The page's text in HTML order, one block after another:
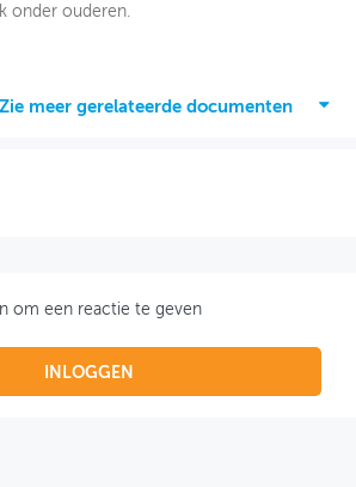
onder ouderen.
Zie meer gerelateerde documenten
om een reactie te geven
INLOGGEN